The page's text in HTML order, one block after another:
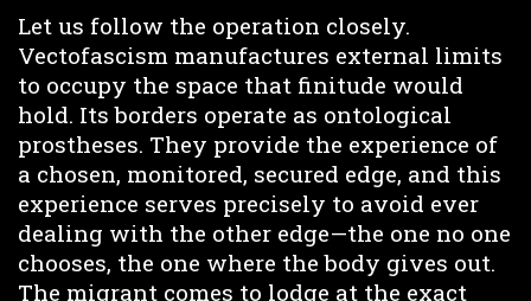
Let us follow the operation closely.
Vectofascism manufactures external limits
to occupy the space that finitude would
hold. Its borders operate as ontological
prostheses. They provide the experience of
a chosen, monitored, secured edge, and this
experience serves precisely to avoid ever
dealing with the other edge—the one no one
chooses, the one where the body gives out.
The migrant comes to lodge at the exact